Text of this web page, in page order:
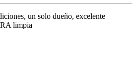
un solo dueño, excelente
limpia